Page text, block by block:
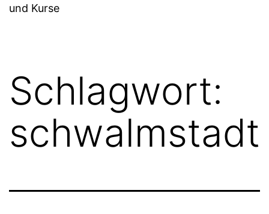
und Kurse
Schlagwort:
schwalmstadt